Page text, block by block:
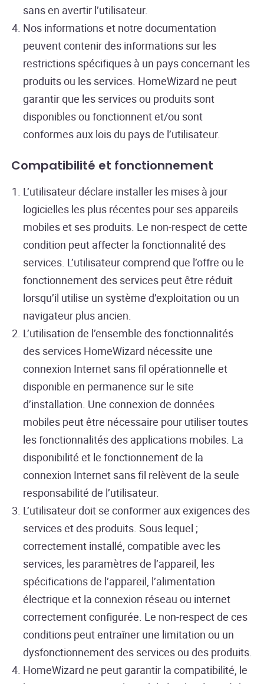
sans en avertir l’utilisateur.
Nos informations et notre documentation
peuvent contenir des informations sur les
restrictions spécifiques à un pays concernant les
produits ou les services. HomeWizard ne peut
garantir que les services ou produits sont
disponibles ou fonctionnent et/ou sont
conformes aux lois du pays de l’utilisateur.
Compatibilité et fonctionnement
L’utilisateur déclare installer les mises à jour
logicielles les plus récentes pour ses appareils
mobiles et ses produits. Le non-respect de cette
condition peut affecter la fonctionnalité des
services. L’utilisateur comprend que l’offre ou le
fonctionnement des services peut être réduit
lorsqu’il utilise un système d’exploitation ou un
navigateur plus ancien.
L’utilisation de l’ensemble des fonctionnalités
des services HomeWizard nécessite une
connexion Internet sans fil opérationnelle et
disponible en permanence sur le site
d’installation. Une connexion de données
mobiles peut être nécessaire pour utiliser toutes
les fonctionnalités des applications mobiles. La
disponibilité et le fonctionnement de la
connexion Internet sans fil relèvent de la seule
responsabilité de l’utilisateur.
L’utilisateur doit se conformer aux exigences des
services et des produits. Sous lequel ;
correctement installé, compatible avec les
services, les paramètres de l’appareil, les
spécifications de l’appareil, l’alimentation
électrique et la connexion réseau ou internet
correctement configurée. Le non-respect de ces
conditions peut entraîner une limitation ou un
dysfonctionnement des services ou des produits.
HomeWizard ne peut garantir la compatibilité, le